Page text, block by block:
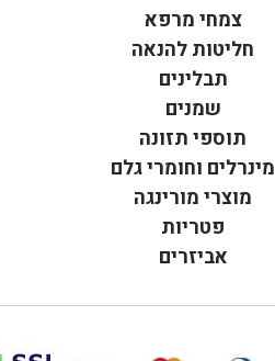
צמחי מרפא
חליטות להנאה
תבלינים
שמנים
תוספי תזונה
מינרלים וחומרי גלם
מוצרי מורינגה
פטריות
אביזרים